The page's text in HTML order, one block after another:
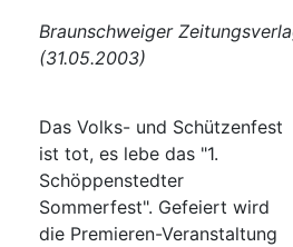
Braunschweiger
(31.05.2003)
Das Volks- und Schützenfest
ist tot, es lebe das "1.
Schöppenstedter
Sommerfest". Gefeiert wird
die Premieren-Veranstaltung